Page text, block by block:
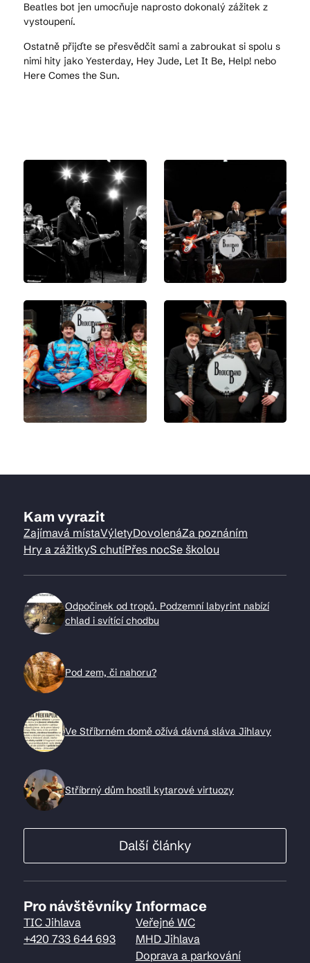
Beatles bot jen umocňuje naprosto dokonalý zážitek z
vystoupení.
Ostatně přijďte se přesvědčit sami a zabroukat si spolu s
nimi hity jako Yesterday, Hey Jude, Let It Be, Help! nebo
Here Comes the Sun.
Kam vyrazit
Zajímavá místaVýletyDovolenáZa poznáním
Hry a zážitkyS chutíPřes nocSe školou
Odpočinek od tropů. Podzemní labyrint nabízí
chlad i svítící chodbu
Pod zem, či nahoru?
Ve Stříbrném domě ožívá dávná sláva Jihlavy
Stříbrný dům hostil kytarové virtuozy
Další články
Pro návštěvníky
TIC Jihlava
+420 733 644 693
Informace
Veřejné WC
MHD Jihlava
Doprava a parkování